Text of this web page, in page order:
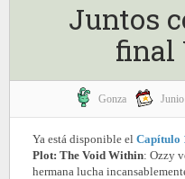
Juntos
final
Gonza
Ya está disponible el Capítulo
Plot: The Void Within: Ozzy
hermana lucha